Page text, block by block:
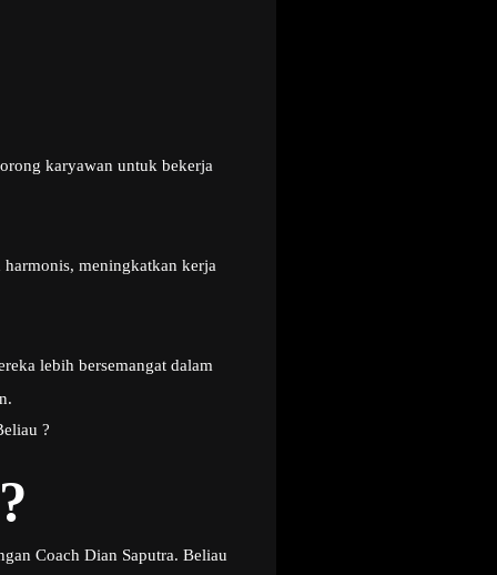
karyawan untuk bekerja
meningkatkan kerja
lebih bersemangat dalam
?
Coach Dian Saputra. Beliau